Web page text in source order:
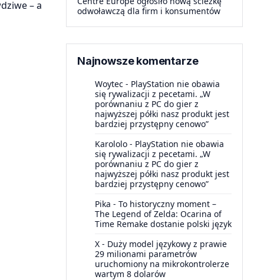
– a
odwoławczą dla firm i konsumentów
Najnowsze komentarze
Woytec - PlayStation nie obawia
się rywalizacji z pecetami. „W
porównaniu z PC do gier z
najwyższej półki nasz produkt jest
bardziej przystępny cenowo”
Karololo - PlayStation nie obawia
się rywalizacji z pecetami. „W
porównaniu z PC do gier z
najwyższej półki nasz produkt jest
bardziej przystępny cenowo”
Pika - To historyczny moment –
The Legend of Zelda: Ocarina of
Time Remake dostanie polski język
X - Duży model językowy z prawie
29 milionami parametrów
uruchomiony na mikrokontrolerze
wartym 8 dolarów